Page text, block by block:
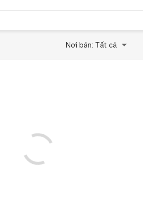
Nơi bán: Tất cả